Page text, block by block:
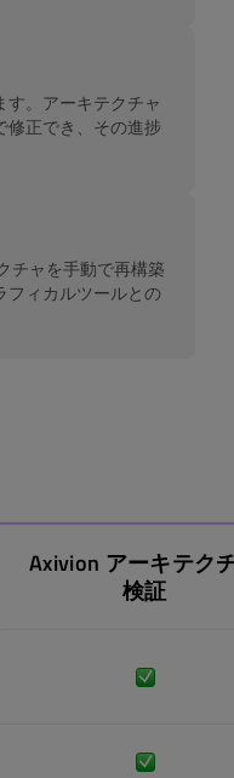
。アーキテクチャ
修正でき、その進捗
チャを手動で再構築
フィカルツールとの
Axivion アーキテク
検証